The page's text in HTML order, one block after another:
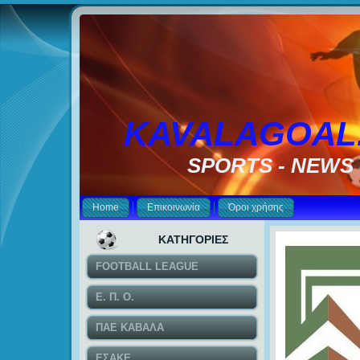
SPORTS - NEWS
Home Επικοινωνία Όροι χρήσης
ΚΑΤΗΓΟΡΙΕΣ
FOOTBALL LEAGUE
Ε. Π. Ο.
ΠΑΕ ΚΑΒΑΛΑ